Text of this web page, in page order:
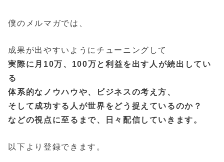
僕のメルマガでは、
成果が出やすいようにチューニングして
実際に月10万、100万と利益を出す人が続出してい
る
体系的なノウハウや、ビジネスの考え方、
そして成功する人が世界をどう捉えているのか？
などの視点に至るまで、日々配信していきます。
以下より登録できます。